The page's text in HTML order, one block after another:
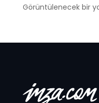
Görüntülenecek bir